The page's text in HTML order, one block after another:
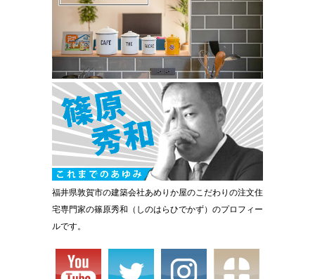
福井県敦賀市の建築会社あめりか屋のこだわりの注文住
宅専門家の篠原秀和（しのはらひでかず）のプロフィー
ルです。